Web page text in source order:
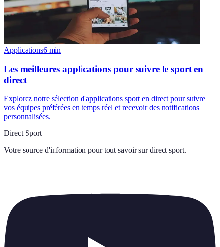
Applications6 min
Les meilleures applications pour suivre le sport en
direct
Explorez notre sélection d'applications sport en direct pour suivre
vos équipes préférées en temps réel et recevoir des notifications
personnalisées.
Direct Sport
Votre source d'information pour tout savoir sur direct sport.